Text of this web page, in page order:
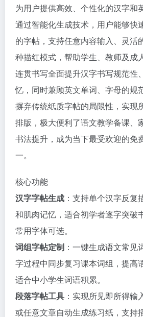
为用户提供高效、个性化的汉字和
通过智能化生成技术，用户能够快
的字帖，支持任意内容输入、灵活
种描红模式，帮助学生、教师及成
连贯书写全面提升汉字书写规范性
忆，同时兼顾英文单词、字母的规
摒弃传统纸质字帖的局限性，实现
排版，极大便利了语文教学备课、
书法提升，成为当下最受欢迎的免
一。
核心功能
汉字字帖生成 ：支持单个汉字反
和肌肉记忆，适合初学者逐字突破
常用字体可选。
词组字帖定制 ：一键生成语文常
字过程中同步复习课本词组，提高
适合中小学生词语积累。
段落字帖工具 ：实现所见即所得
或任意文章自动生成练习纸，支持